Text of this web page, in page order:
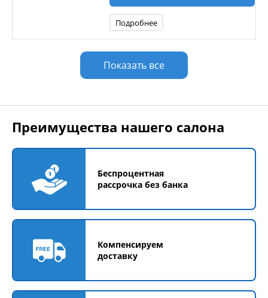
Подробнее
Показать все
Преимущества нашего салона
Беспроцентная
рассрочка без банка
Компенсируем
доставку